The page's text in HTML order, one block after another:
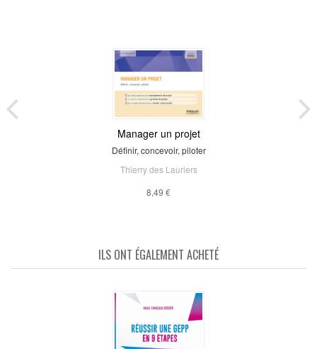
Manager un projet
Définir, concevoir, piloter
Thierry des Lauriers
8,49 €
ILS ONT ÉGALEMENT ACHETÉ